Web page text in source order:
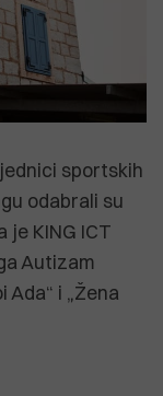
sportskih
odabrali su
KING ICT
Autizam
Ada“ i „Žena